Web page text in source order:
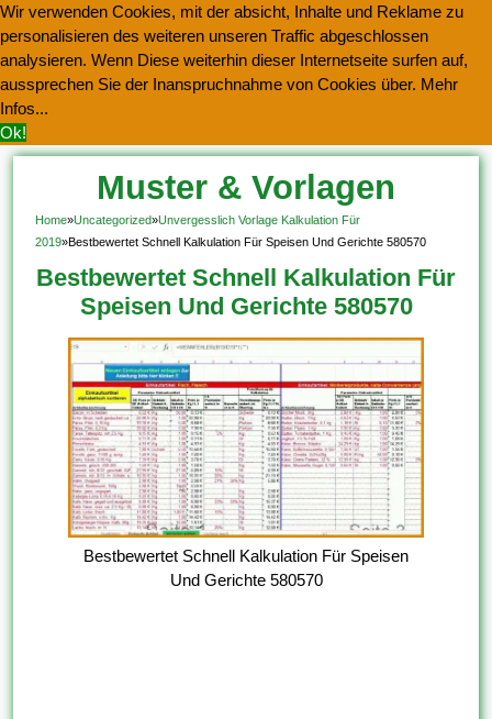
Wir verwenden Cookies, mit der absicht, Inhalte und Reklame zu
personalisieren des weiteren unseren Traffic abgeschlossen
analysieren. Wenn Diese weiterhin dieser Internetseite surfen auf,
aussprechen Sie der Inanspruchnahme von Cookies über. Mehr
Infos...
Ok!
Muster & Vorlagen
Kostenlos Herunterladen
Home»Uncategorized»Unvergesslich Vorlage Kalkulation Für
2019»Bestbewertet Schnell Kalkulation Für Speisen Und Gerichte 580570
Bestbewertet Schnell Kalkulation Für
Speisen Und Gerichte 580570
Bestbewertet Schnell Kalkulation Für Speisen
Und Gerichte 580570